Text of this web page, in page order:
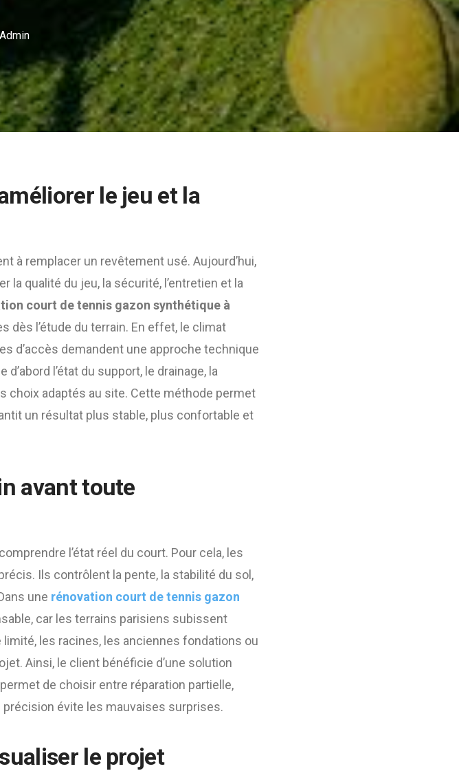
Admin
le jeu et la
à remplacer un revêtement usé. Aujourd’hui,
la qualité du jeu, la sécurité, l’entretien et la
court de tennis gazon synthétique à
dès l’étude du terrain. En effet, le climat
d’accès demandent une approche technique
l’état du support, le drainage, la
choix adaptés au site. Cette méthode permet
un résultat plus stable, plus confortable et
avant toute
l’état réel du court. Pour cela, les
Ils contrôlent la pente, la stabilité du sol,
une rénovation court de tennis gazon
car les terrains parisiens subissent
les racines, les anciennes fondations ou
Ainsi, le client bénéficie d’une solution
de choisir entre réparation partielle,
évite les mauvaises surprises.
le projet